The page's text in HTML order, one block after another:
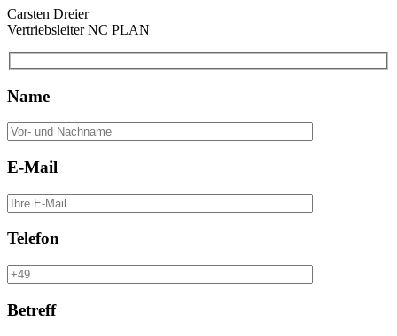
Carsten Dreier
Vertriebsleiter NC PLAN
Name
E-Mail
Telefon
Betreff